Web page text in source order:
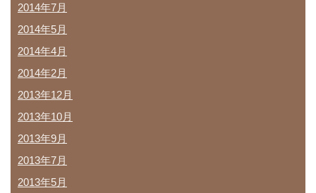
2014年7月
2014年5月
2014年4月
2014年2月
2013年12月
2013年10月
2013年9月
2013年7月
2013年5月